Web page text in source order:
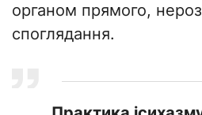
органом прямого,
споглядання.